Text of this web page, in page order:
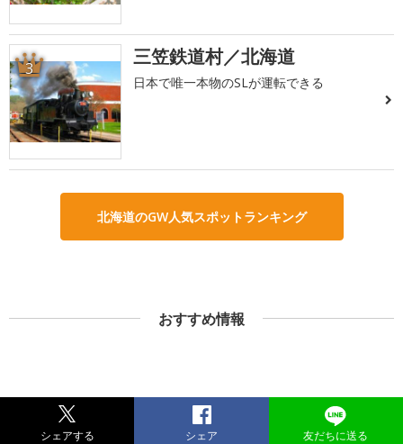
3 三笠鉄道村／北海道
日本で唯一本物のSLが運転できる
北海道のGW人気スポットランキング
おすすめ情報
シェアする シェア 友だちに送る